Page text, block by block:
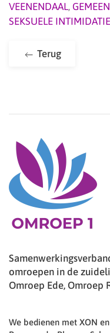
VEENENDAAL,
SEKSUELE INTIMIDATIE
Terug
omroepen in de
Omroep Ede, Omroep
We bedienen met XON